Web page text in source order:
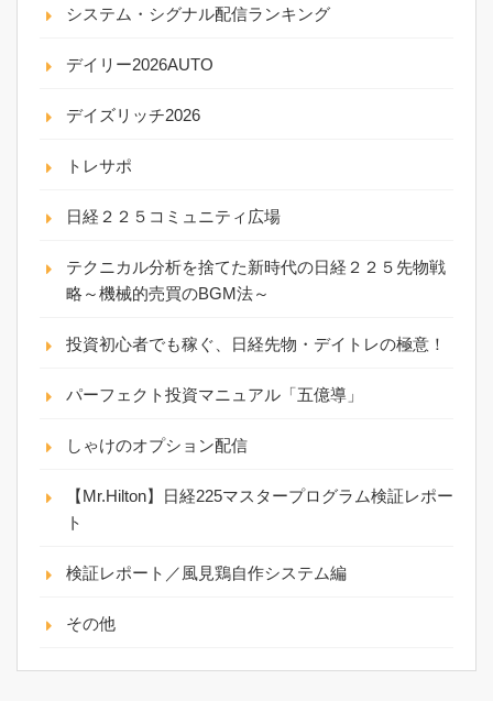
システム・シグナル配信ランキング
デイリー2026AUTO
デイズリッチ2026
トレサポ
日経２２５コミュニティ広場
テクニカル分析を捨てた新時代の日経２２５先物戦
略～機械的売買のBGM法～
投資初心者でも稼ぐ、日経先物・デイトレの極意！
パーフェクト投資マニュアル「五億導」
しゃけのオプション配信
【Mr.Hilton】日経225マスタープログラム検証レポー
ト
検証レポート／風見鶏自作システム編
その他